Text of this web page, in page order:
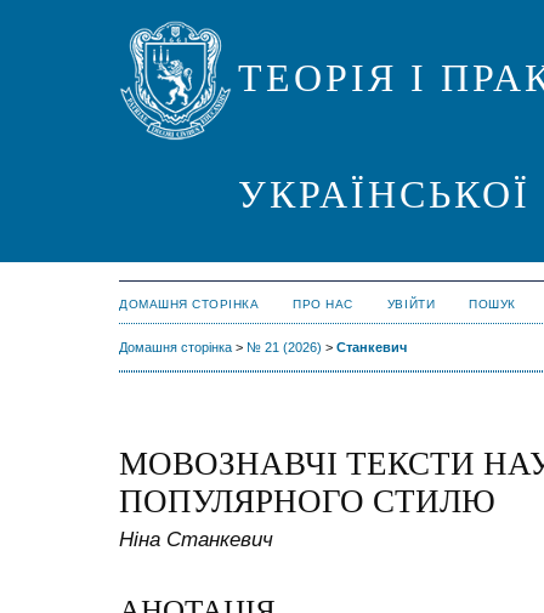
ТЕОРІЯ І
ДОМАШНЯ СТОРІНКА ПРО НАС УВІЙТИ ПОШУК
Домашня сторінка > № 21 (2026) > Станкевич
МОВОЗНАВЧІ ТЕКСТИ
ПОПУЛЯРНОГО СТИЛЮ
Ніна Станкевич